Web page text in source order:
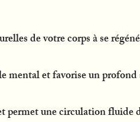
de votre corps à se
mental et favorise un
permet une circulation fluide